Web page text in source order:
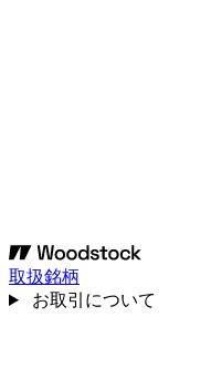
取扱銘柄
お取引について